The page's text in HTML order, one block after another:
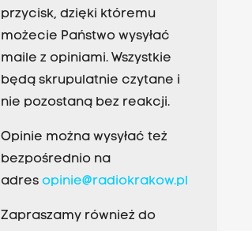
przycisk, dzięki któremu
możecie Państwo wysyłać
maile z opiniami. Wszystkie
będą skrupulatnie czytane i
nie pozostaną bez reakcji.
Opinie można wysyłać też
bezpośrednio na
adres opinie@radiokrakow.pl
Zapraszamy również do